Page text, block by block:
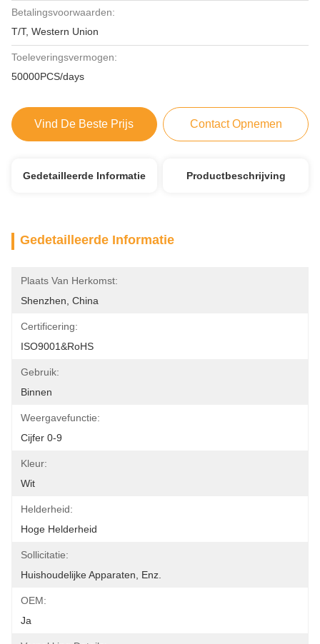
Betalingsvoorwaarden:
T/T, Western Union
Toeleveringsvermogen:
50000PCS/days
Vind De Beste Prijs Contact Opnemen
Gedetailleerde Informatie Productbeschrijving
Gedetailleerde Informatie
Plaats Van Herkomst:
Shenzhen, China
Certificering:
ISO9001&RoHS
Gebruik:
Binnen
Weergavefunctie:
Cijfer 0-9
Kleur:
Wit
Helderheid:
Hoge Helderheid
Sollicitatie:
Huishoudelijke Apparaten, Enz.
OEM:
Ja